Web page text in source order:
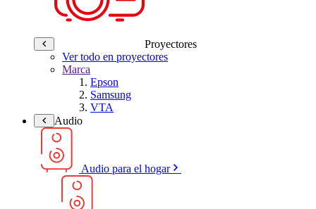
Proyectores
Ver todo en proyectores
Marca
Epson
Samsung
VTA
Audio
Audio para el hogar